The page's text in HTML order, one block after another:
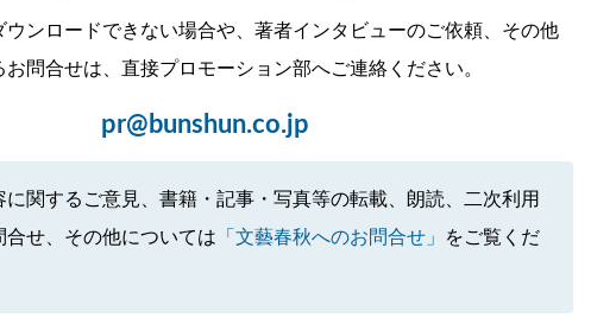
ウンロードできない場合や、著者インタビューのご依頼、その他
問合せは、直接プロモーション部へご連絡ください。
pr@bunshun.co.jp
関するご意見、書籍・記事・写真等の転載、朗読、二次利用
合せ、その他については 「文藝春秋へのお問合せ」
をご覧くだ